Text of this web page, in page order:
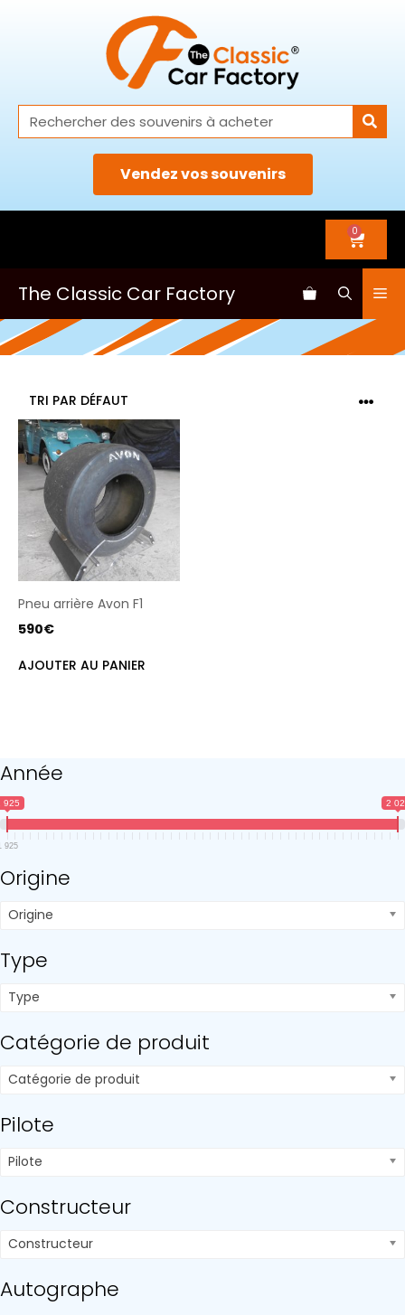
Vendez vos souvenirs
0
The Classic Car Factory
Pneu arrière Avon F1
590€
AJOUTER AU PANIER
Année
925 2
925
Origine
Origine
Type
Type
Catégorie de produit
Catégorie de produit
Pilote
Pilote
Constructeur
Constructeur
Autographe